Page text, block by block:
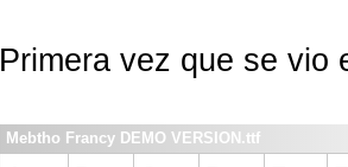
Primera vez que se vio
Mebtho Francy DEMO VERSION.ttf